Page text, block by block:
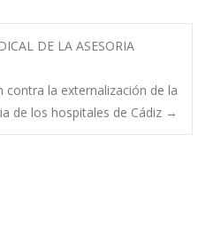
DE LA ASESORIA
contra la externalización de la
de los hospitales de Cádiz →